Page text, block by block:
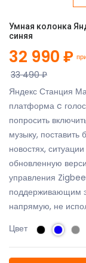
Умная колонка
синяя
32 990 ₽
33 490 ₽
Яндекс Станция
платформа c
попросить
музыку, поставить
новостях,
обновленную
управления
поддерживающим
напрямую, не
Цвет